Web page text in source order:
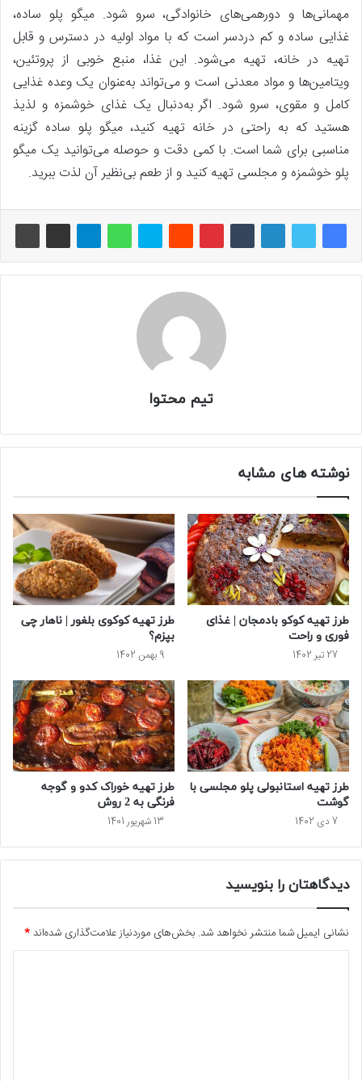
مهمانی‌ها و دورهمی‌های خانوادگی، سرو شود. میگو پلو ساده،
غذایی ساده و کم دردسر است که با مواد اولیه در دسترس و قابل
تهیه در خانه، تهیه می‌شود. این غذا، منبع خوبی از پروتئین،
ویتامین‌ها و مواد معدنی است و می‌تواند به‌‌عنوان یک وعده غذایی
کامل و مقوی، سرو شود. اگر به‌‌دنبال یک غذای خوشمزه و لذیذ
هستید که به ‌‌راحتی در خانه تهیه کنید، میگو پلو ساده گزینه
مناسبی برای شما است. با کمی دقت و حوصله می‌توانید یک میگو
پلو خوشمزه و مجلسی تهیه کنید و از طعم بی‌نظیر آن لذت ببرید.
تیم محتوا
نوشته های مشابه
طرز تهیه کوکو بادمجان | غذای
فوری و راحت
27 تیر 1402
طرز تهیه کوکوی بلغور | ناهار چی
بپزم؟
9 بهمن 1402
طرز تهیه استانبولی پلو مجلسی با
گوشت
7 دی 1402
طرز تهیه خوراک کدو و گوجه
فرنگی به 2 روش
13 شهریور 1401
دیدگاهتان را بنویسید
نشانی ایمیل شما منتشر نخواهد شد. بخش‌های موردنیاز علامت‌گذاری شده‌اند*